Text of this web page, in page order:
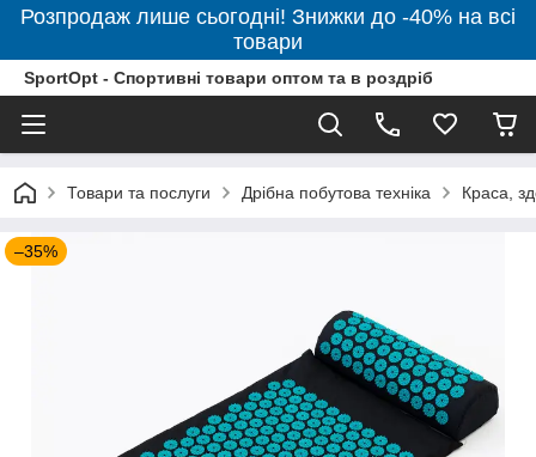
Розпродаж лише сьогодні! Знижки до -40% на всі
товари
SportOpt - Спортивні товари оптом та в роздріб
Товари та послуги Дрібна побутова техніка Краса,
–35%